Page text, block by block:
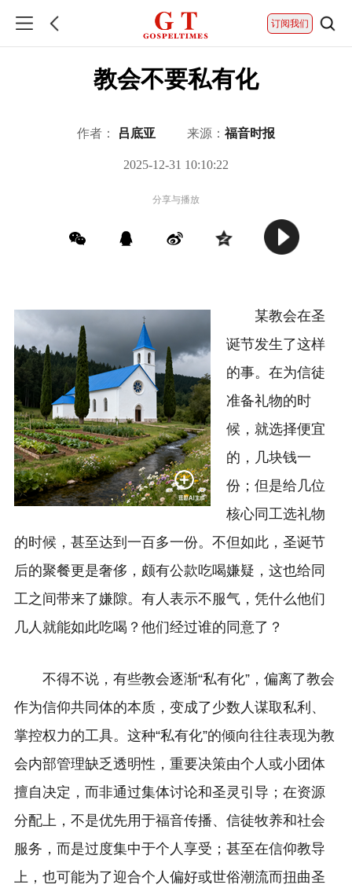
订阅我们
教会不要私有化
作者： 吕底亚 来源： 福音时报
2025-12-31 10:10:22
分享与播放
某教会在圣
诞节发生了这样
的事。在为信徒
准备礼物的时
候，就选择便宜
的，几块钱一
份；但是给几位
核心同工选礼物
的时候，甚至达到一百多一份。不但如此，圣诞节
后的聚餐更是奢侈，颇有公款吃喝嫌疑，这也给同
工之间带来了嫌隙。有人表示不服气，凭什么他们
几人就能如此吃喝？他们经过谁的同意了？
不得不说，有些教会逐渐“私有化”，偏离了教会
作为信仰共同体的本质，变成了少数人谋取私利、
掌控权力的工具。这种“私有化”的倾向往往表现为教
会内部管理缺乏透明性，重要决策由个人或小团体
擅自决定，而非通过集体讨论和圣灵引导；在资源
分配上，不是优先用于福音传播、信徒牧养和社会
服务，而是过度集中于个人享受；甚至在信仰教导
上，也可能为了迎合个人偏好或世俗潮流而扭曲圣